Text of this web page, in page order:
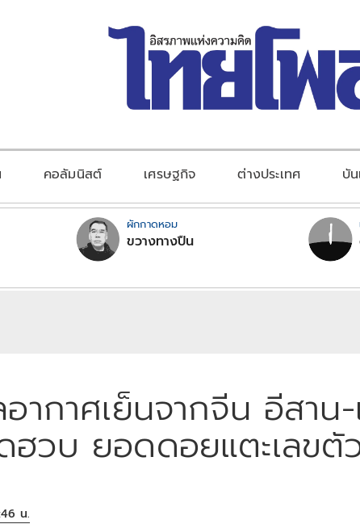
คอลัมนิสต์ เศรษฐกิจ ต่างประเทศ บั
ผักกาดหอม
ขวางทางปืน
ากาศเย็นจากจีน อีสาน
วบ ยอดดอยแตะเลขตั
น.